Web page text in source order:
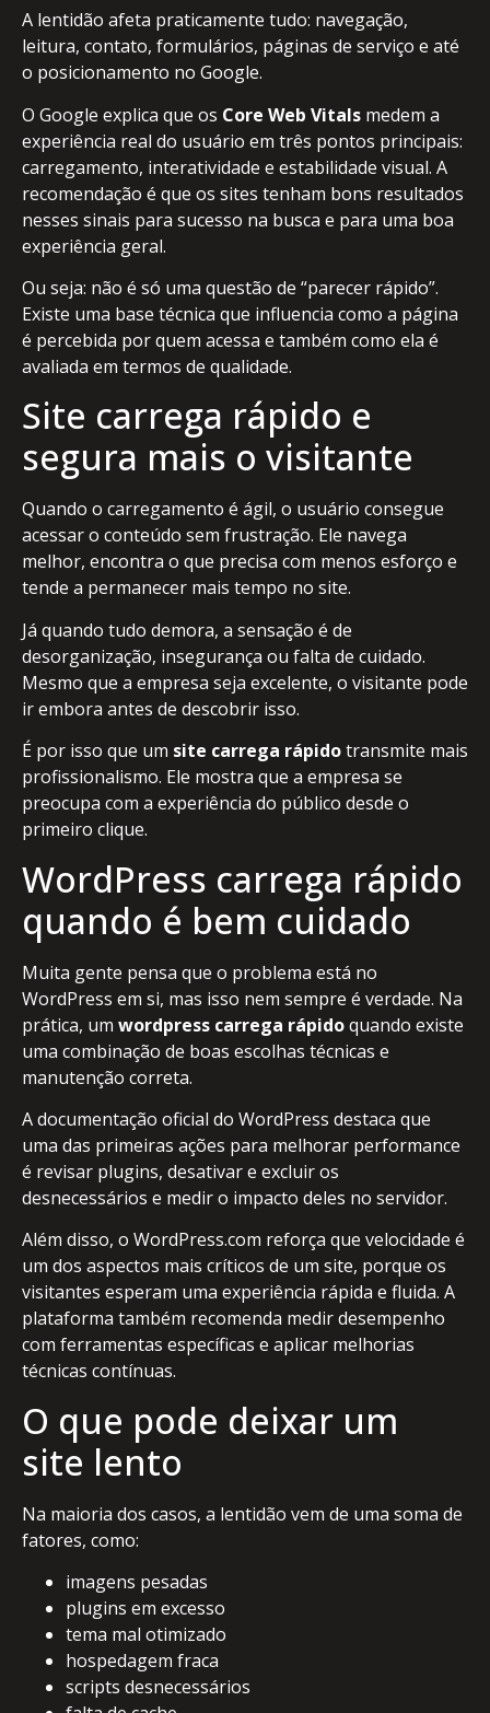
A lentidão afeta praticamente tudo: navegação,
leitura, contato, formulários, páginas de serviço e até
o posicionamento no Google.
O Google explica que os Core Web Vitals medem a
experiência real do usuário em três pontos principais:
carregamento, interatividade e estabilidade visual. A
recomendação é que os sites tenham bons resultados
nesses sinais para sucesso na busca e para uma boa
experiência geral.
Ou seja: não é só uma questão de “parecer rápido”.
Existe uma base técnica que influencia como a página
é percebida por quem acessa e também como ela é
avaliada em termos de qualidade.
Site carrega rápido e
segura mais o visitante
Quando o carregamento é ágil, o usuário consegue
acessar o conteúdo sem frustração. Ele navega
melhor, encontra o que precisa com menos esforço e
tende a permanecer mais tempo no site.
Já quando tudo demora, a sensação é de
desorganização, insegurança ou falta de cuidado.
Mesmo que a empresa seja excelente, o visitante pode
ir embora antes de descobrir isso.
É por isso que um site carrega rápidotransmite mais
profissionalismo. Ele mostra que a empresa se
preocupa com a experiência do público desde o
primeiro clique.
WordPress carrega rápido
quando é bem cuidado
Muita gente pensa que o problema está no
WordPress em si, mas isso nem sempre é verdade. Na
prática, um wordpress carrega rápidoquando existe
uma combinação de boas escolhas técnicas e
manutenção correta.
A documentação oficial do WordPress destaca que
uma das primeiras ações para melhorar performance
é revisar plugins, desativar e excluir os
desnecessários e medir o impacto deles no servidor.
Além disso, o WordPress.com reforça que velocidade é
um dos aspectos mais críticos de um site, porque os
visitantes esperam uma experiência rápida e fluida. A
plataforma também recomenda medir desempenho
com ferramentas específicas e aplicar melhorias
técnicas contínuas.
O que pode deixar um
site lento
Na maioria dos casos, a lentidão vem de uma soma de
fatores, como:
imagens pesadas
plugins em excesso
tema mal otimizado
hospedagem fraca
scripts desnecessários